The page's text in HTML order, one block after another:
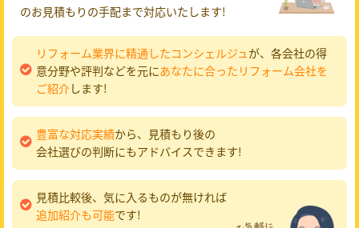
のお見積もりの手配まで対応いたします!
リフォーム業界に精通したコンシェルジュが、各会社の得
意分野や評判などを元にあなたに合ったリフォーム会社を
ご紹介します!
豊富な対応実績から、見積もり後の
会社選びの判断にもアドバイスできます!
見積比較後、気に入るものが無ければ
追加紹介も可能です!